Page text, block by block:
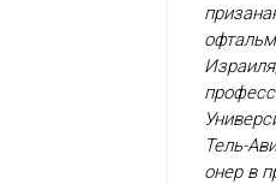
Тель-
онер в